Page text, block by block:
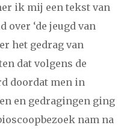
ik mij een tekst van
over ‘de jeugd van
het gedrag van
dat volgens de
doordat men in
en gedragingen ging
nam na